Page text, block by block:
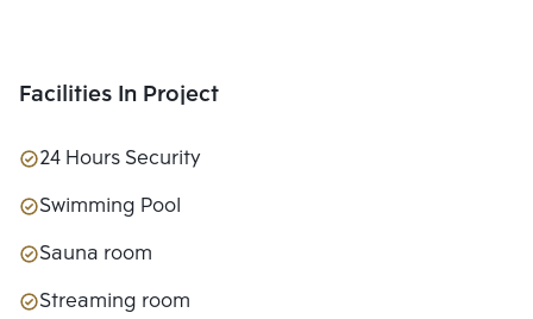
Facilities In Project
24 Hours Security
Swimming Pool
Sauna room
Streaming room